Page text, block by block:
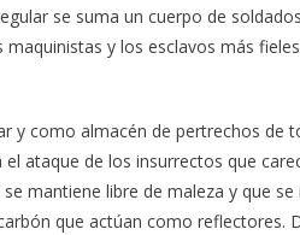
se suma un cuerpo de
y los esclavos más
y como almacén de pertrechos de
ataque de los insurrectos que
mantiene libre de maleza y que
que actúan como reflectores.